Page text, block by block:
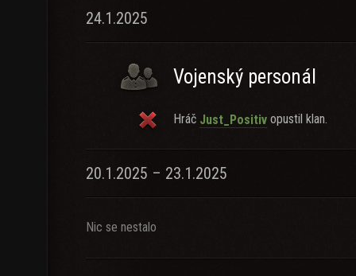
24.1.2025
Vojenský personál
Hráč Just_Positiv opustil klan.
20.1.2025 – 23.1.2025
Nic se nestalo